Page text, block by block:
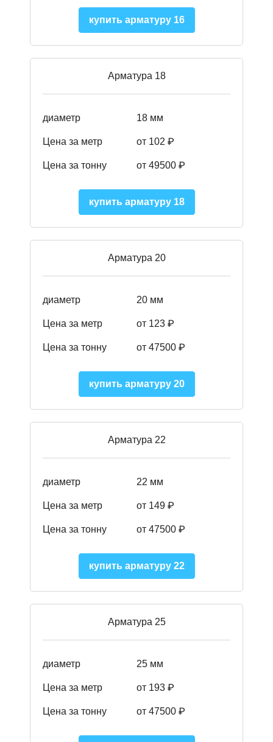
купить арматуру 16
Арматура 18
диаметр 18 мм
Цена за метр от 102 ₽
Цена за тонну от 49500 ₽
купить арматуру 18
Арматура 20
диаметр 20 мм
Цена за метр от 123 ₽
Цена за тонну от 47500 ₽
купить арматуру 20
Арматура 22
диаметр 22 мм
Цена за метр от 149 ₽
Цена за тонну от 47500 ₽
купить арматуру 22
Арматура 25
диаметр 25 мм
Цена за метр от 193 ₽
Цена за тонну от 47500 ₽